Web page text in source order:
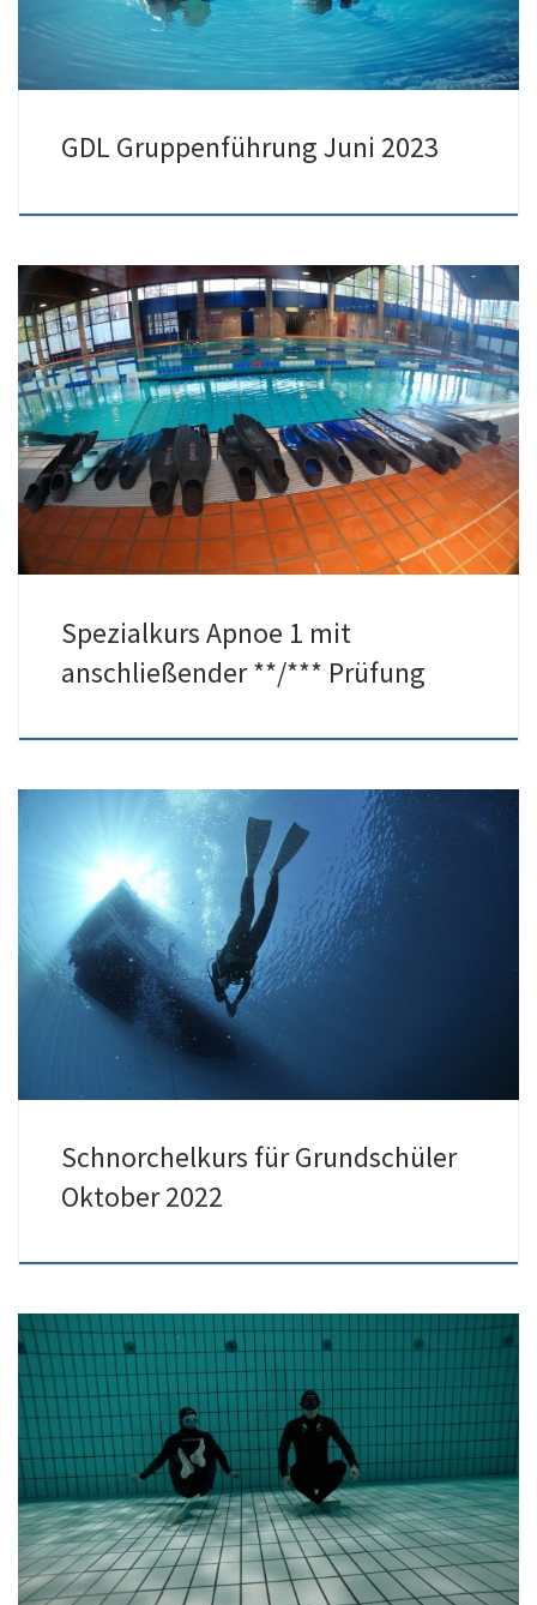
GDL Gruppenführung Juni 2023
Henrike, Apnoe-TL***, aus Leverkusen hat einen super Kurs
gehalten. Mit entsprechender Atemtechnik und Vorbereitung
wurden die 60m-Strecke und sogar 3,5min Zeittauchen geschafft.
Spezialkurs Apnoe 1 mit
anschließender **/*** Prüfung
Schnorchelkurs für Grundschüler
Oktober 2022
Tauchinteressierte mit Vorkenntnissen in Apnoe (DTSA*, Apnoe *,
oä)